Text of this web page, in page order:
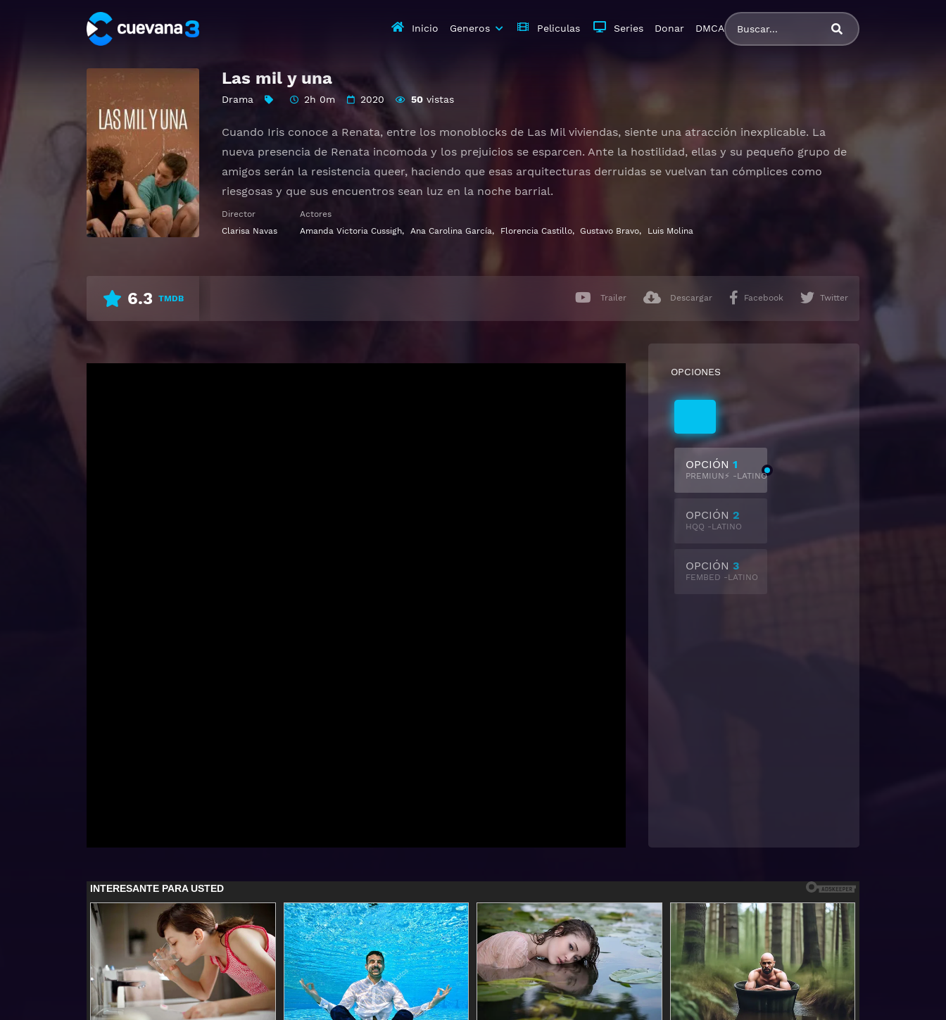
Inicio Generos Peliculas Series Donar DMCA
Las mil y una
Drama 2h 0m 2020 50vistas
Cuando Iris conoce a Renata, entre los monoblocks de Las Mil viviendas, siente una atracción inexplicable. La
nueva presencia de Renata incomoda y los prejuicios se esparcen. Ante la hostilidad, ellas y su pequeño grupo de
amigos serán la resistencia queer, haciendo que esas arquitecturas derruidas se vuelvan tan cómplices como
riesgosas y que sus encuentros sean luz en la noche barrial.
Director
Clarisa Navas
Actores
Amanda Victoria Cussigh, Ana Carolina García, Florencia Castillo, Gustavo Bravo, Luis Molina
6.3 TMDB Trailer Descargar Facebook Twitter
OPCIONES
OPCIÓN 1
PREMIUN⚡ -LATINO
OPCIÓN 2
HQQ -LATINO
OPCIÓN 3
FEMBED -LATINO